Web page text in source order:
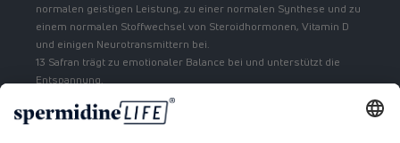
normalen geistigen Leistung, zu einer normalen Synthese und zu
einem normalen Stoffwechsel von Steroidhormonen, Vitamin D
und einigen Neurotransmittern bei.
13 Safran trägt zu emotionaler Balance bei und unterstützt die
Entspannung.